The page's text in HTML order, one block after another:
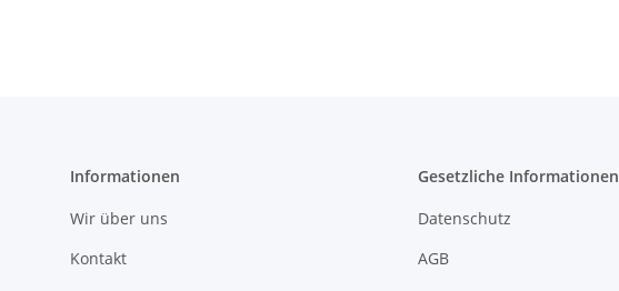
Informationen
Wir über uns
Kontakt
Gesetzliche Informationen
Datenschutz
AGB